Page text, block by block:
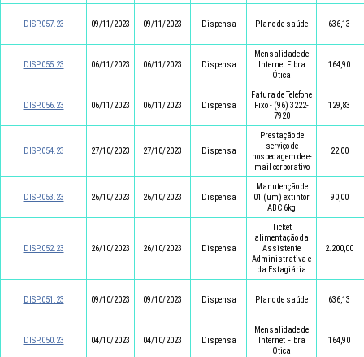
DISP.057.23 09/11/2023 09/11/2023 Dispensa Plano de saúde 636,13
DISP.055.23 06/11/2023 06/11/2023 Dispensa
Mensalidade de
Internet Fibra
Ótica
164,90
DISP.056.23 06/11/2023 06/11/2023 Dispensa
Fatura de Telefone
Fixo - (96) 3222-
7920
129,83
DISP.054.23 27/10/2023 27/10/2023 Dispensa
Prestação de
serviço de
hospedagem de e-
mail corporativo
22,00
DISP.053.23 26/10/2023 26/10/2023 Dispensa
Manutenção de
01 (um) extintor
ABC 6kg
90,00
DISP.052.23 26/10/2023 26/10/2023 Dispensa
Ticket
alimentação da
Assistente
Administrativa e
da Estagiária
2.200,00
DISP.051.23 09/10/2023 09/10/2023 Dispensa Plano de saúde 636,13
DISP.050.23 04/10/2023 04/10/2023 Dispensa
Mensalidade de
Internet Fibra
Ótica
164,90